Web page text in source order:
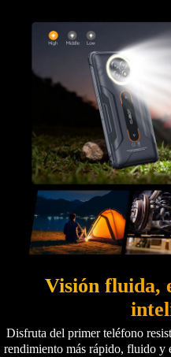
Visión fluida,
Disfruta del primer teléfono
rendimiento más rápido, fluido y